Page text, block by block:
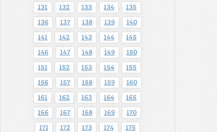
131 132 133 134 135
136 137 138 139 140
141 142 143 144 145
146 147 148 149 150
151 152 153 154 155
156 157 158 159 160
161 162 163 164 165
166 167 168 169 170
171 172 173 174 175